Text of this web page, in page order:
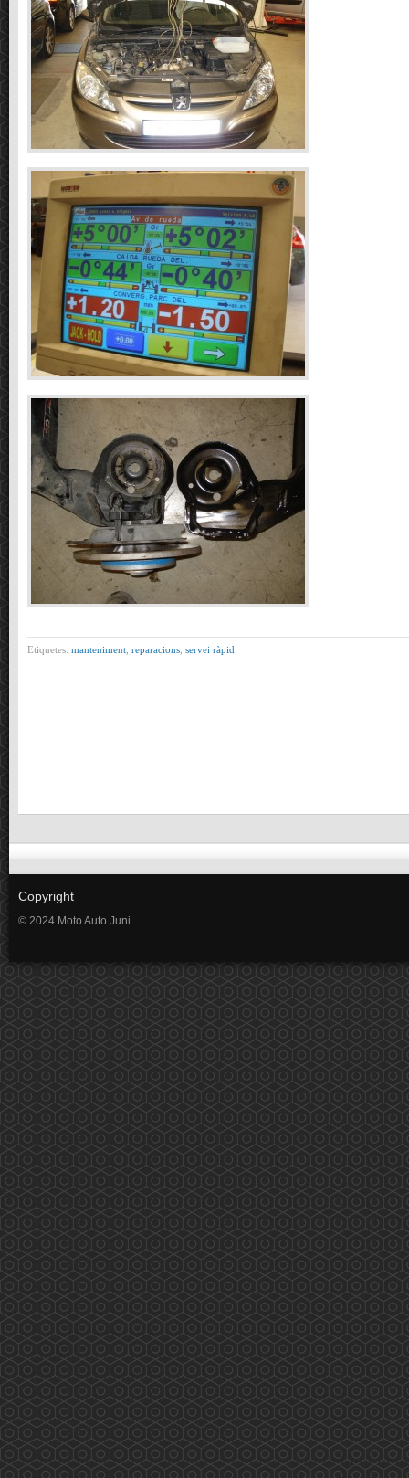
Etiquetes: manteniment reparacions servei ràpid
Copyright
© 2024 Moto Auto Juni.